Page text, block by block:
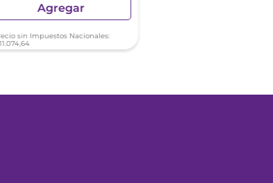
Agregar
sin Impuestos Nacionales:
11.074,64